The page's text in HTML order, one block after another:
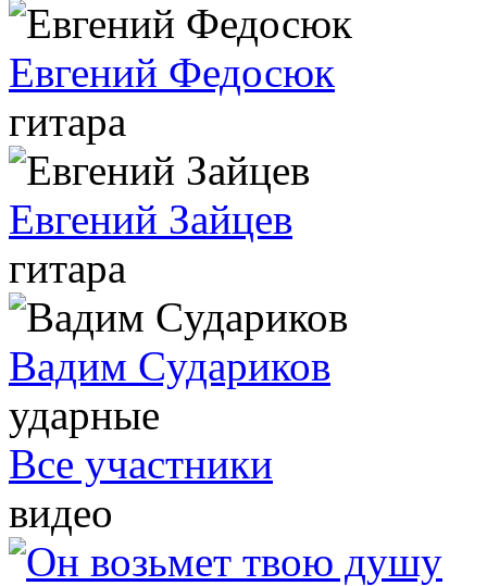
Евгений Федосюк
гитара
Евгений Зайцев
гитара
Вадим Cудариков
ударные
Все участники
видео